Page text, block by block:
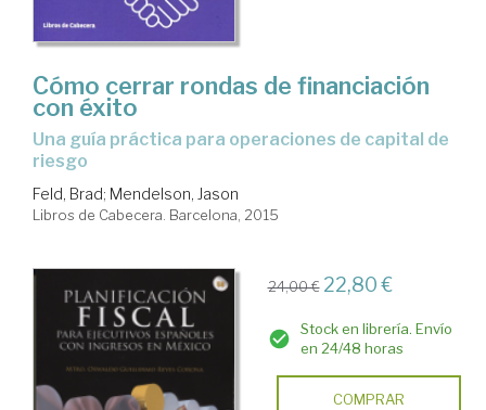
Cómo cerrar rondas de financiación
con éxito
una guía práctica para operaciones de capital de
riesgo
Feld, Brad; Mendelson, Jason
Libros de Cabecera. Barcelona, 2015
24,00 € 22,80 €
Stock en librería. Envío
en 24/48 horas
COMPRAR